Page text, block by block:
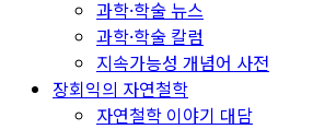
과학·학술 뉴스
과학·학술 칼럼
지속가능성 개념어 사전
장회익의 자연철학
자연철학 이야기 대담